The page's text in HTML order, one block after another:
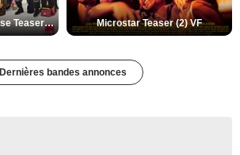
De la Comédie-Française Teaser (3) VF Microstar Teaser (2) VF
Dernières bandes annonces